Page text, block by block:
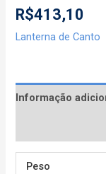
R$413,10
Lanterna de Canto
Informação
Peso